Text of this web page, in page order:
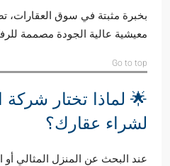
بخبرة مثبتة في سوق
معيشية عالية الجودة مصممة
Go to top
🌟 لماذا تختار شركة
لشراء عقارك؟
عند البحث عن المنزل المثالي أو